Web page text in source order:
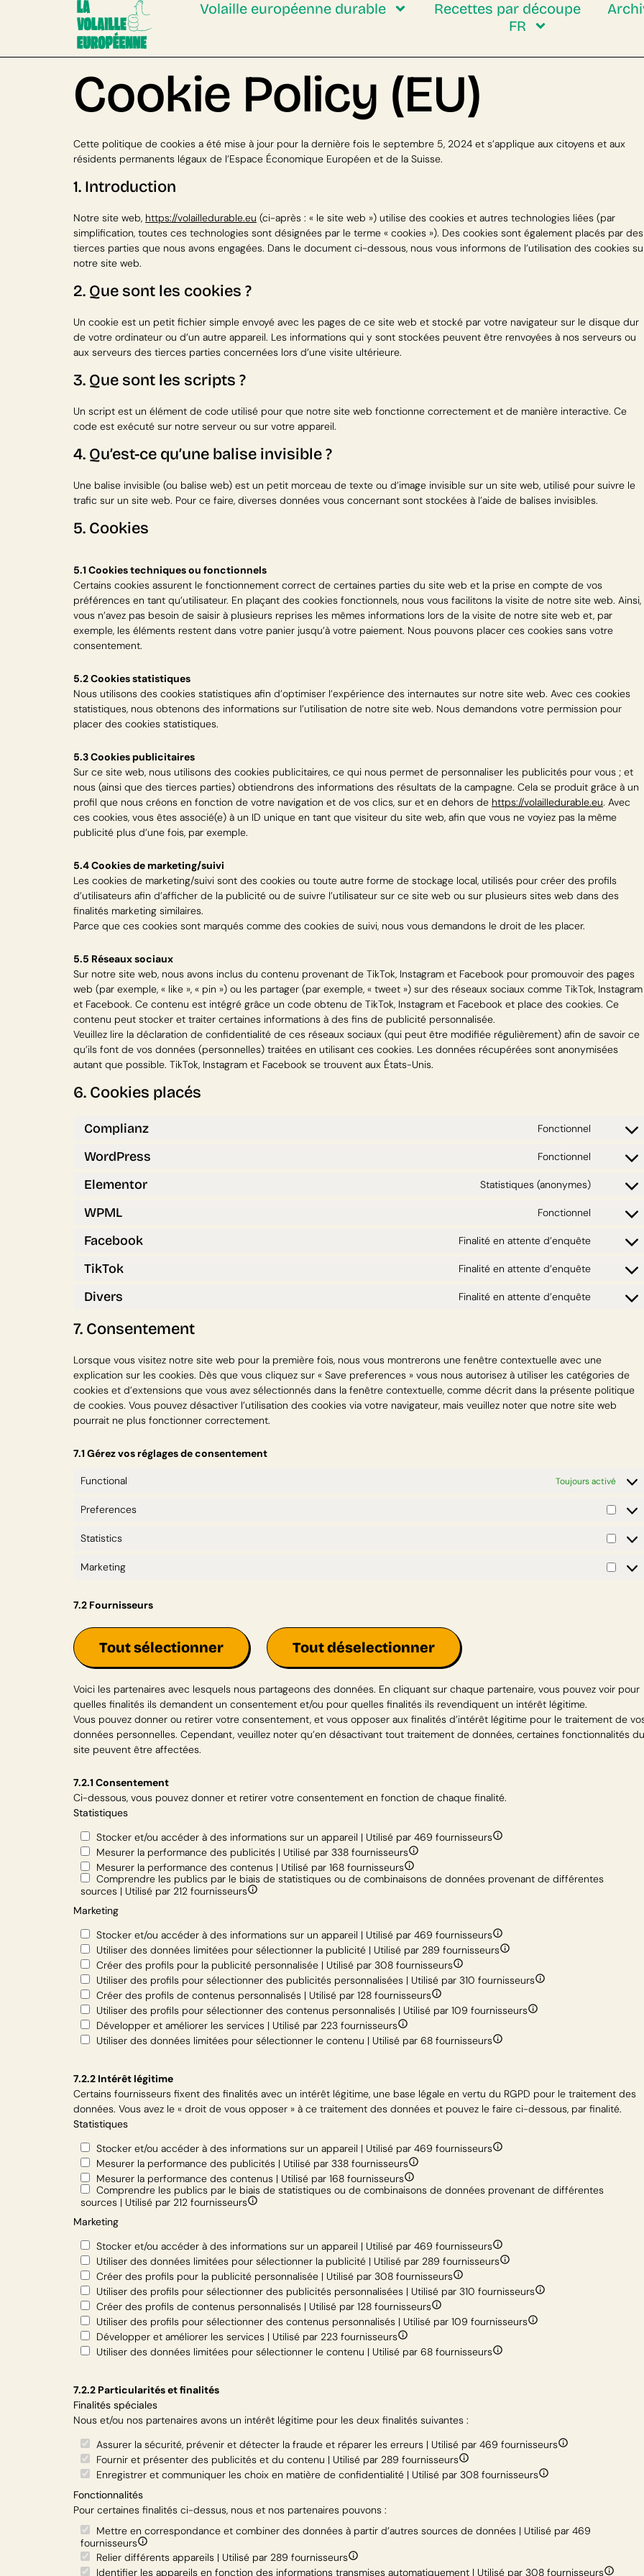
Volaille européenne durable Recettes par découpe
FR
Cookie Policy (EU)
Cette politique de cookies a été mise à jour pour la dernière fois le septembre 5, 2024 et s’applique aux citoyens et aux
résidents permanents légaux de l’Espace Économique Européen et de la Suisse.
1. Introduction
Notre site web, https://volailledurable.eu (ci-après : « le site web ») utilise des cookies et autres technologies liées (par
simplification, toutes ces technologies sont désignées par le terme « cookies »). Des cookies sont également placés par des
tierces parties que nous avons engagées. Dans le document ci-dessous, nous vous informons de l’utilisation des cookies
notre site web.
2. Que sont les cookies ?
Un cookie est un petit fichier simple envoyé avec les pages de ce site web et stocké par votre navigateur sur le disque dur
de votre ordinateur ou d’un autre appareil. Les informations qui y sont stockées peuvent être renvoyées à nos serveurs ou
aux serveurs des tierces parties concernées lors d’une visite ultérieure.
3. Que sont les scripts ?
Un script est un élément de code utilisé pour que notre site web fonctionne correctement et de manière interactive. Ce
code est exécuté sur notre serveur ou sur votre appareil.
4. Qu’est-ce qu’une balise invisible ?
Une balise invisible (ou balise web) est un petit morceau de texte ou d’image invisible sur un site web, utilisé pour suivre le
trafic sur un site web. Pour ce faire, diverses données vous concernant sont stockées à l’aide de balises invisibles.
5. Cookies
5.1 Cookies techniques ou fonctionnels
Certains cookies assurent le fonctionnement correct de certaines parties du site web et la prise en compte de vos
préférences en tant qu’utilisateur. En plaçant des cookies fonctionnels, nous vous facilitons la visite de notre site web. Ainsi,
vous n’avez pas besoin de saisir à plusieurs reprises les mêmes informations lors de la visite de notre site web et, par
exemple, les éléments restent dans votre panier jusqu’à votre paiement. Nous pouvons placer ces cookies sans votre
consentement.
5.2 Cookies statistiques
Nous utilisons des cookies statistiques afin d’optimiser l’expérience des internautes sur notre site web. Avec ces cookies
statistiques, nous obtenons des informations sur l’utilisation de notre site web. Nous demandons votre permission pour
placer des cookies statistiques.
5.3 Cookies publicitaires
Sur ce site web, nous utilisons des cookies publicitaires, ce qui nous permet de personnaliser les publicités pour vous ; et
nous (ainsi que des tierces parties) obtiendrons des informations des résultats de la campagne. Cela se produit grâce à un
profil que nous créons en fonction de votre navigation et de vos clics, sur et en dehors de https://volailledurable.eu. Avec
ces cookies, vous êtes associé(e) à un ID unique en tant que visiteur du site web, afin que vous ne voyiez pas la même
publicité plus d’une fois, par exemple.
5.4 Cookies de marketing/suivi
Les cookies de marketing/suivi sont des cookies ou toute autre forme de stockage local, utilisés pour créer des profils
d’utilisateurs afin d’afficher de la publicité ou de suivre l’utilisateur sur ce site web ou sur plusieurs sites web dans des
finalités marketing similaires.
Parce que ces cookies sont marqués comme des cookies de suivi, nous vous demandons le droit de les placer.
5.5 Réseaux sociaux
Sur notre site web, nous avons inclus du contenu provenant de TikTok, Instagram et Facebook pour promouvoir des pages
web (par exemple, « like », « pin ») ou les partager (par exemple, « tweet ») sur des réseaux sociaux comme TikTok, Instagram
et Facebook. Ce contenu est intégré grâce un code obtenu de TikTok, Instagram et Facebook et place des cookies. Ce
contenu peut stocker et traiter certaines informations à des fins de publicité personnalisée.
Veuillez lire la déclaration de confidentialité de ces réseaux sociaux (qui peut être modifiée régulièrement) afin de savoir ce
qu’ils font de vos données (personnelles) traitées en utilisant ces cookies. Les données récupérées sont anonymisées
autant que possible. TikTok, Instagram et Facebook se trouvent aux États-Unis.
6. Cookies placés
Complianz Fonctionnel
WordPress Fonctionnel
Elementor Statistiques (anonymes)
WPML Fonctionnel
Facebook Finalité en attente d’enquête
TikTok Finalité en attente d’enquête
Divers Finalité en attente d’enquête
7. Consentement
Lorsque vous visitez notre site web pour la première fois, nous vous montrerons une fenêtre contextuelle avec une
explication sur les cookies. Dès que vous cliquez sur « Save preferences » vous nous autorisez à utiliser les catégories de
cookies et d’extensions que vous avez sélectionnés dans la fenêtre contextuelle, comme décrit dans la présente politique
de cookies. Vous pouvez désactiver l’utilisation des cookies via votre navigateur, mais veuillez noter que notre site web
pourrait ne plus fonctionner correctement.
7.1 Gérez vos réglages de consentement
Functional Toujours activé
Preferences
Statistics
Marketing
7.2 Fournisseurs
Tout sélectionner Tout déselectionner
Voici les partenaires avec lesquels nous partageons des données. En cliquant sur chaque partenaire, vous pouvez voir pour
quelles finalités ils demandent un consentement et/ou pour quelles finalités ils revendiquent un intérêt légitime.
Vous pouvez donner ou retirer votre consentement, et vous opposer aux finalités d’intérêt légitime pour le traitement de
données personnelles. Cependant, veuillez noter qu’en désactivant tout traitement de données, certaines fonctionnalités du
site peuvent être affectées.
7.2.1 Consentement
Ci-dessous, vous pouvez donner et retirer votre consentement en fonction de chaque finalité.
Statistiques
Stocker et/ou accéder à des informations sur un appareil | Utilisé par 469 fournisseurs
Mesurer la performance des publicités | Utilisé par 338 fournisseurs
Mesurer la performance des contenus | Utilisé par 168 fournisseurs
Comprendre les publics par le biais de statistiques ou de combinaisons de données provenant de différentes
sources | Utilisé par 212 fournisseurs
Marketing
Stocker et/ou accéder à des informations sur un appareil | Utilisé par 469 fournisseurs
Utiliser des données limitées pour sélectionner la publicité | Utilisé par 289 fournisseurs
Créer des profils pour la publicité personnalisée | Utilisé par 308 fournisseurs
Utiliser des profils pour sélectionner des publicités personnalisées | Utilisé par 310 fournisseurs
Créer des profils de contenus personnalisés | Utilisé par 128 fournisseurs
Utiliser des profils pour sélectionner des contenus personnalisés | Utilisé par 109 fournisseurs
Développer et améliorer les services | Utilisé par 223 fournisseurs
Utiliser des données limitées pour sélectionner le contenu | Utilisé par 68 fournisseurs
7.2.2 Intérêt légitime
Certains fournisseurs fixent des finalités avec un intérêt légitime, une base légale en vertu du RGPD pour le traitement des
données. Vous avez le « droit de vous opposer » à ce traitement des données et pouvez le faire ci-dessous, par finalité.
Statistiques
Stocker et/ou accéder à des informations sur un appareil | Utilisé par 469 fournisseurs
Mesurer la performance des publicités | Utilisé par 338 fournisseurs
Mesurer la performance des contenus | Utilisé par 168 fournisseurs
Comprendre les publics par le biais de statistiques ou de combinaisons de données provenant de différentes
sources | Utilisé par 212 fournisseurs
Marketing
Stocker et/ou accéder à des informations sur un appareil | Utilisé par 469 fournisseurs
Utiliser des données limitées pour sélectionner la publicité | Utilisé par 289 fournisseurs
Créer des profils pour la publicité personnalisée | Utilisé par 308 fournisseurs
Utiliser des profils pour sélectionner des publicités personnalisées | Utilisé par 310 fournisseurs
Créer des profils de contenus personnalisés | Utilisé par 128 fournisseurs
Utiliser des profils pour sélectionner des contenus personnalisés | Utilisé par 109 fournisseurs
Développer et améliorer les services | Utilisé par 223 fournisseurs
Utiliser des données limitées pour sélectionner le contenu | Utilisé par 68 fournisseurs
7.2.2 Particularités et finalités
Finalités spéciales
Nous et/ou nos partenaires avons un intérêt légitime pour les deux finalités suivantes :
Assurer la sécurité, prévenir et détecter la fraude et réparer les erreurs | Utilisé par 469 fournisseurs
Fournir et présenter des publicités et du contenu | Utilisé par 289 fournisseurs
Enregistrer et communiquer les choix en matière de confidentialité | Utilisé par 308 fournisseurs
Fonctionnalités
Pour certaines finalités ci-dessus, nous et nos partenaires pouvons :
Mettre en correspondance et combiner des données à partir d’autres sources de données | Utilisé par 469
fournisseurs
Relier différents appareils | Utilisé par 289 fournisseurs
Identifier les appareils en fonction des informations transmises automatiquement | Utilisé par 308 fournisseurs